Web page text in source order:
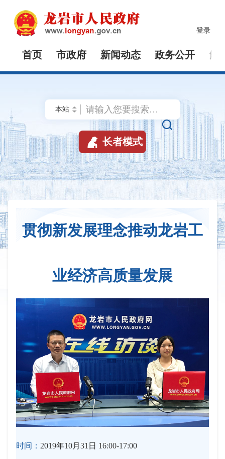
登录
首页 市政府 新闻动态 政务公开 解

 长者模式
贯彻新发展理念推动龙岩工
业经济高质量发展
时间： 2019年10月31日 16:00-17:00